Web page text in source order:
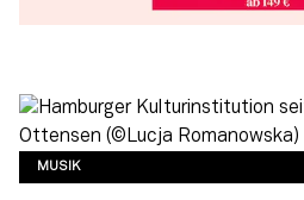
MUSIK